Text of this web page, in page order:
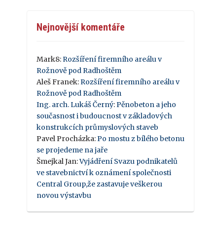
Nejnovější komentáře
Mark8: Rozšíření firemního areálu v
Rožnově pod Radhoštěm
Aleš Franek: Rozšíření firemního areálu v
Rožnově pod Radhoštěm
Ing. arch. Lukáš Černý: Pěnobeton a jeho
současnost i budoucnost v základových
konstrukcích průmyslových staveb
Pavel Procházka: Po mostu z bílého betonu
se projedeme na jaře
Šmejkal Jan:Vyjádření Svazu podnikatelů
ve stavebnictví k oznámení společnosti
Central Group,že zastavuje veškerou
novou výstavbu